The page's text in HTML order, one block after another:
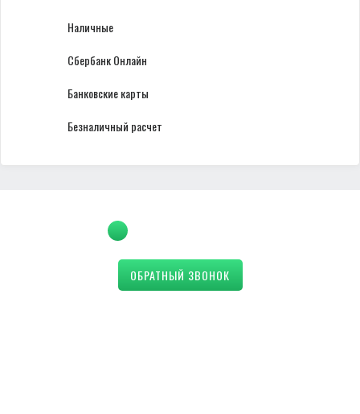
Наличные
Сбербанк Онлайн
Банковские карты
Безналичный расчет
ОБРАТНЫЙ ЗВОНОК